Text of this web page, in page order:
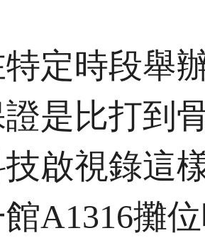
特定時段舉
是比打到
技啟視錄這
A1316攤